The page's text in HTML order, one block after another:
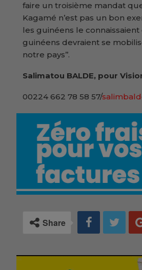
faire un troisième mandat
Kagamé n’est pas un bon
les guinéens le
guinéens devraient se
notre pays’’.
Salimatou BALDE, pour
00224 662 78 58 57/
Share